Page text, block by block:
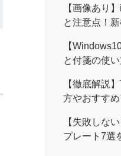
【画像あり
と注意点！
【
と付箋の使
【徹底解説
方やおすす
【失敗しな
プレート7選